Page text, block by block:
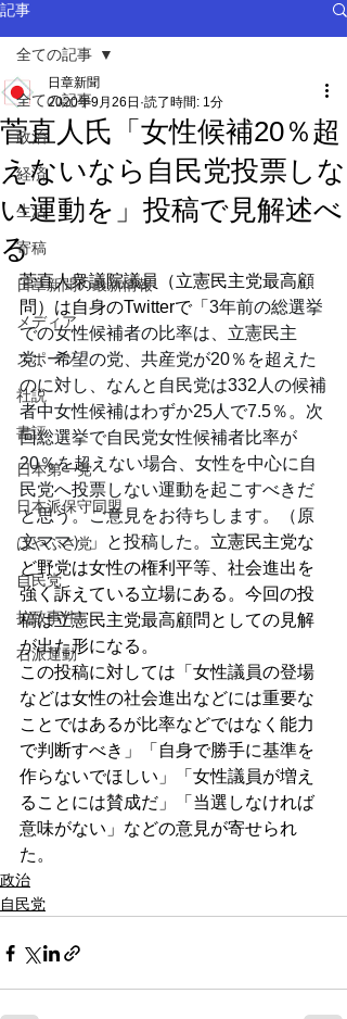
記事
全ての記事
政治
経済
生活
寄稿
日章新聞の最新情報
メディア
スポーツ
社説
書評
日本第一党
日本派保守同盟
はやぶさ党
自民党
拉致事件
右派運動
全ての記事
菅直人氏「女性候補20％超
えないなら自民党投票しな
い運動を」投稿で見解述べ
る
日章新聞
2020年9月26日 読了時間: 1分
菅直人衆議院議員（立憲民主党最高顧
問）は自身のTwitterで「 3年前の総選挙
での女性候補者の比率は、立憲民主
党、希望の党、共産党が20％を超えた
のに対し、なんと自民党は332人の候補
者中女性候補はわずか25人で7.5％。次
回総選挙で自民党女性候補者比率が
20％を超えない場合、女性を中心に自
民党へ投票しない運動を起こすべきだ
と思う。ご意見をお待ちします。（原
文ママ）」と投稿した。 立憲民主党な
ど野党は女性の権利平等、社会進出を
強く訴えている立場にある。今回の投
稿は立憲民主党最高顧問としての見解
が出た形になる。
この投稿に対しては「女性議員の登場
などは女性の社会進出などには重要な
ことではあるが比率などではなく能力
で判断すべき」「自身で勝手に基準を
作らないでほしい」「女性議員が増え
ることには賛成だ」「当選しなければ
意味がない」などの意見が寄せられ
た。
政治
自民党